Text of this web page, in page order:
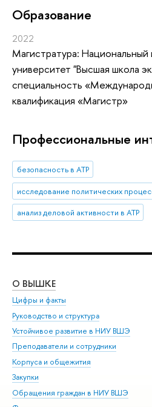
Oбразование
2022
Магистратура: Национальный
университет "Высшая школа
специальность
квалификация «Магистр»
Профессиональные
безопасность в АТР
исследование политических
анализ деловой активности в АТР
О ВЫШКЕ
Цифры и факты
Руководство и структура
Устойчивое развитие в НИУ ВШЭ
Преподаватели и сотрудники
Корпуса и общежития
Закупки
Обращения граждан в НИУ ВШЭ